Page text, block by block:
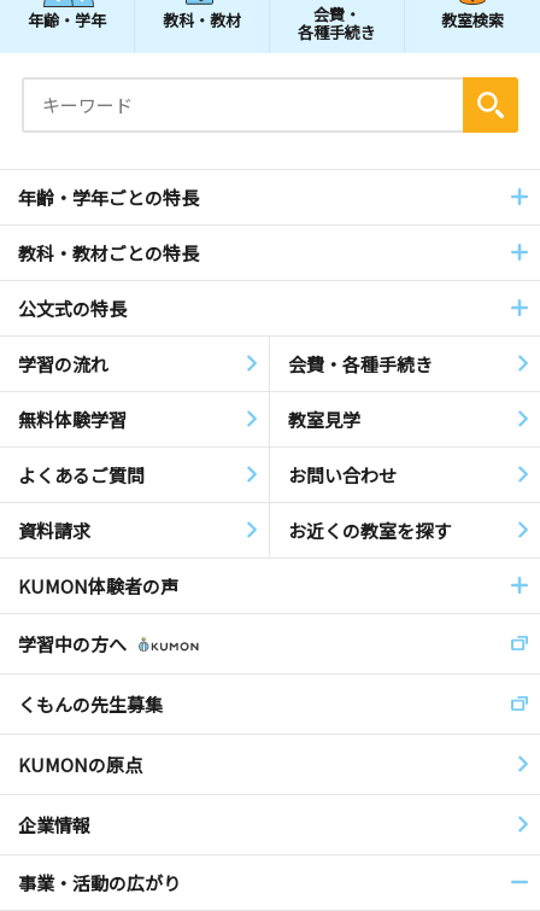
年齢・学年 教科・教材 会費・
各種手続き
教室検索
年齢・学年ごとの特長
教科・教材ごとの特長
公文式の特長
学習の流れ 会費・各種手続き
無料体験学習 教室見学
よくあるご質問 お問い合わせ
資料請求 お近くの教室を探す
KUMON体験者の声
学習中の方へ
くもんの先生募集
KUMONの原点
企業情報
事業・活動の広がり